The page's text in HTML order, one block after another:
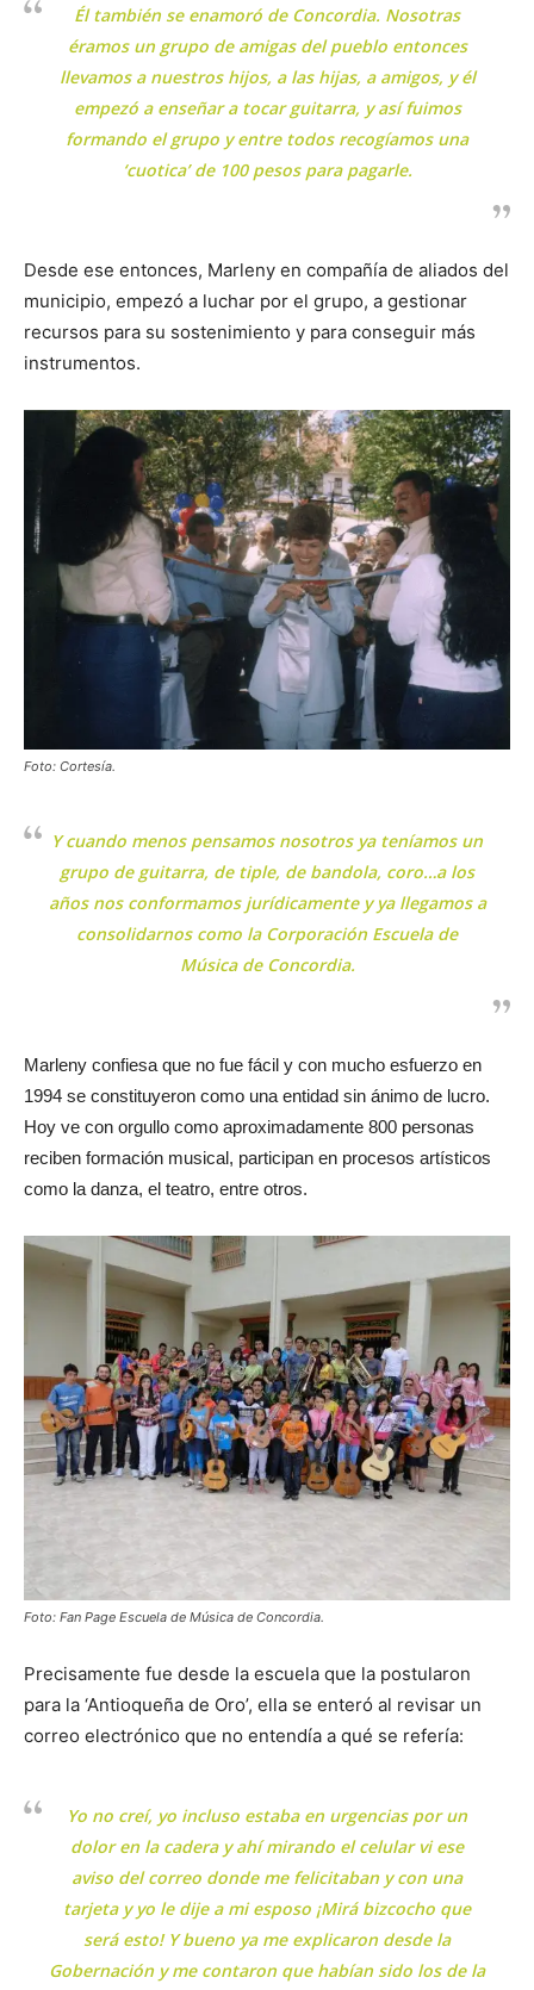
Él también se enamoró de Concordia. Nosotras
éramos un grupo de amigas del pueblo entonces
llevamos a nuestros hijos, a las hijas, a amigos, y él
empezó a enseñar a tocar guitarra, y así fuimos
formando el grupo y entre todos recogíamos una
‘cuotica’ de 100 pesos para pagarle.
Desde ese entonces, Marleny en compañía de aliados del
municipio, empezó a luchar por el grupo, a gestionar
recursos para su sostenimiento y para conseguir más
instrumentos.
Foto: Cortesía.
Y cuando menos pensamos nosotros ya teníamos un
grupo de guitarra, de tiple, de bandola, coro…a los
años nos conformamos jurídicamente y ya llegamos a
consolidarnos como la Corporación Escuela de
Música de Concordia.
Marleny confiesa que no fue fácil y con mucho esfuerzo en
1994 se constituyeron como una entidad sin ánimo de lucro.
Hoy ve con orgullo como aproximadamente 800 personas
reciben formación musical, participan en procesos artísticos
como la danza, el teatro, entre otros.
Foto: Fan Page Escuela de Música de Concordia.
Precisamente fue desde la escuela que la postularon
para la ‘Antioqueña de Oro’, ella se enteró al revisar un
correo electrónico que no entendía a qué se refería:
Yo no creí, yo incluso estaba en urgencias por un
dolor en la cadera y ahí mirando el celular vi ese
aviso del correo donde me felicitaban y con una
tarjeta y yo le dije a mi esposo ¡Mirá bizcocho que
será esto! Y bueno ya me explicaron desde la
Gobernación y me contaron que habían sido los de la